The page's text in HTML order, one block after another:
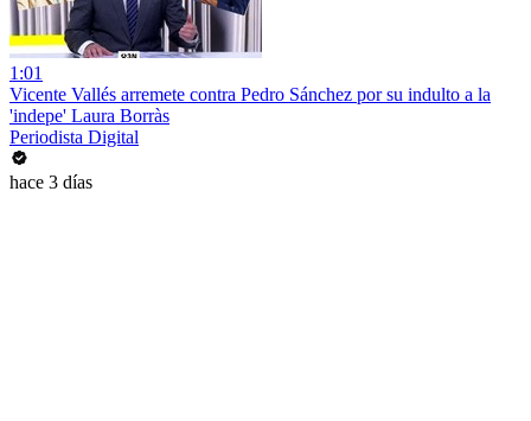
1:01
Vicente Vallés arremete contra Pedro Sánchez por su indulto a la
'indepe' Laura Borràs
Periodista Digital
hace 3 días